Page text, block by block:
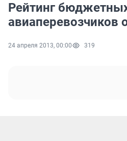
Рейтинг
авиаперевозчиков
24 апреля 2013, 00:00 319